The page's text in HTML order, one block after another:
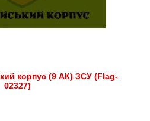
корпус (9 АК) ЗСУ (Flag-
02327)